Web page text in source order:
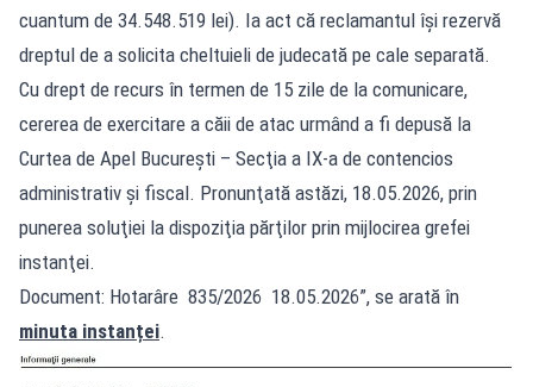
cuantum de 34.548.519 lei). Ia act că reclamantul îşi rezervă
dreptul de a solicita cheltuieli de judecată pe cale separată.
Cu drept de recurs în termen de 15 zile de la comunicare,
cererea de exercitare a căii de atac urmând a fi depusă la
Curtea de Apel Bucureşti – Secţia a IX-a de contencios
administrativ şi fiscal. Pronunţată astăzi, 18.05.2026, prin
punerea soluţiei la dispoziţia părţilor prin mijlocirea grefei
instanţei.
Document: Hotarâre 835/2026 18.05.2026”, se arată în
minuta instanței.